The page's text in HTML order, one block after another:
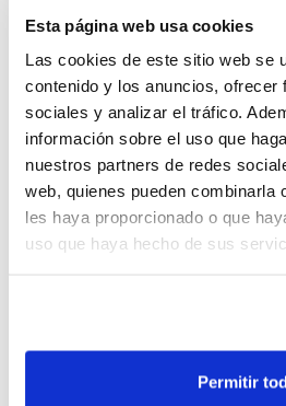
Esta página web usa cookies
Las cookies de este sitio web se
contenido y los anuncios, ofrecer
sociales y analizar el tráfico.
información sobre el uso que
nuestros partners de redes
web, quienes pueden combinarla
les haya proporcionado o que
uso que haya hecho de sus
Permitir